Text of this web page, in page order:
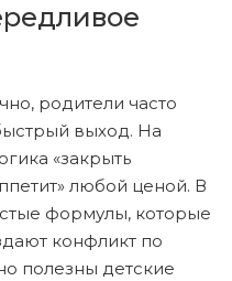
родители часто
выход. На
«закрыть
любой ценой. В
формулы, которые
конфликт по
полезны детские